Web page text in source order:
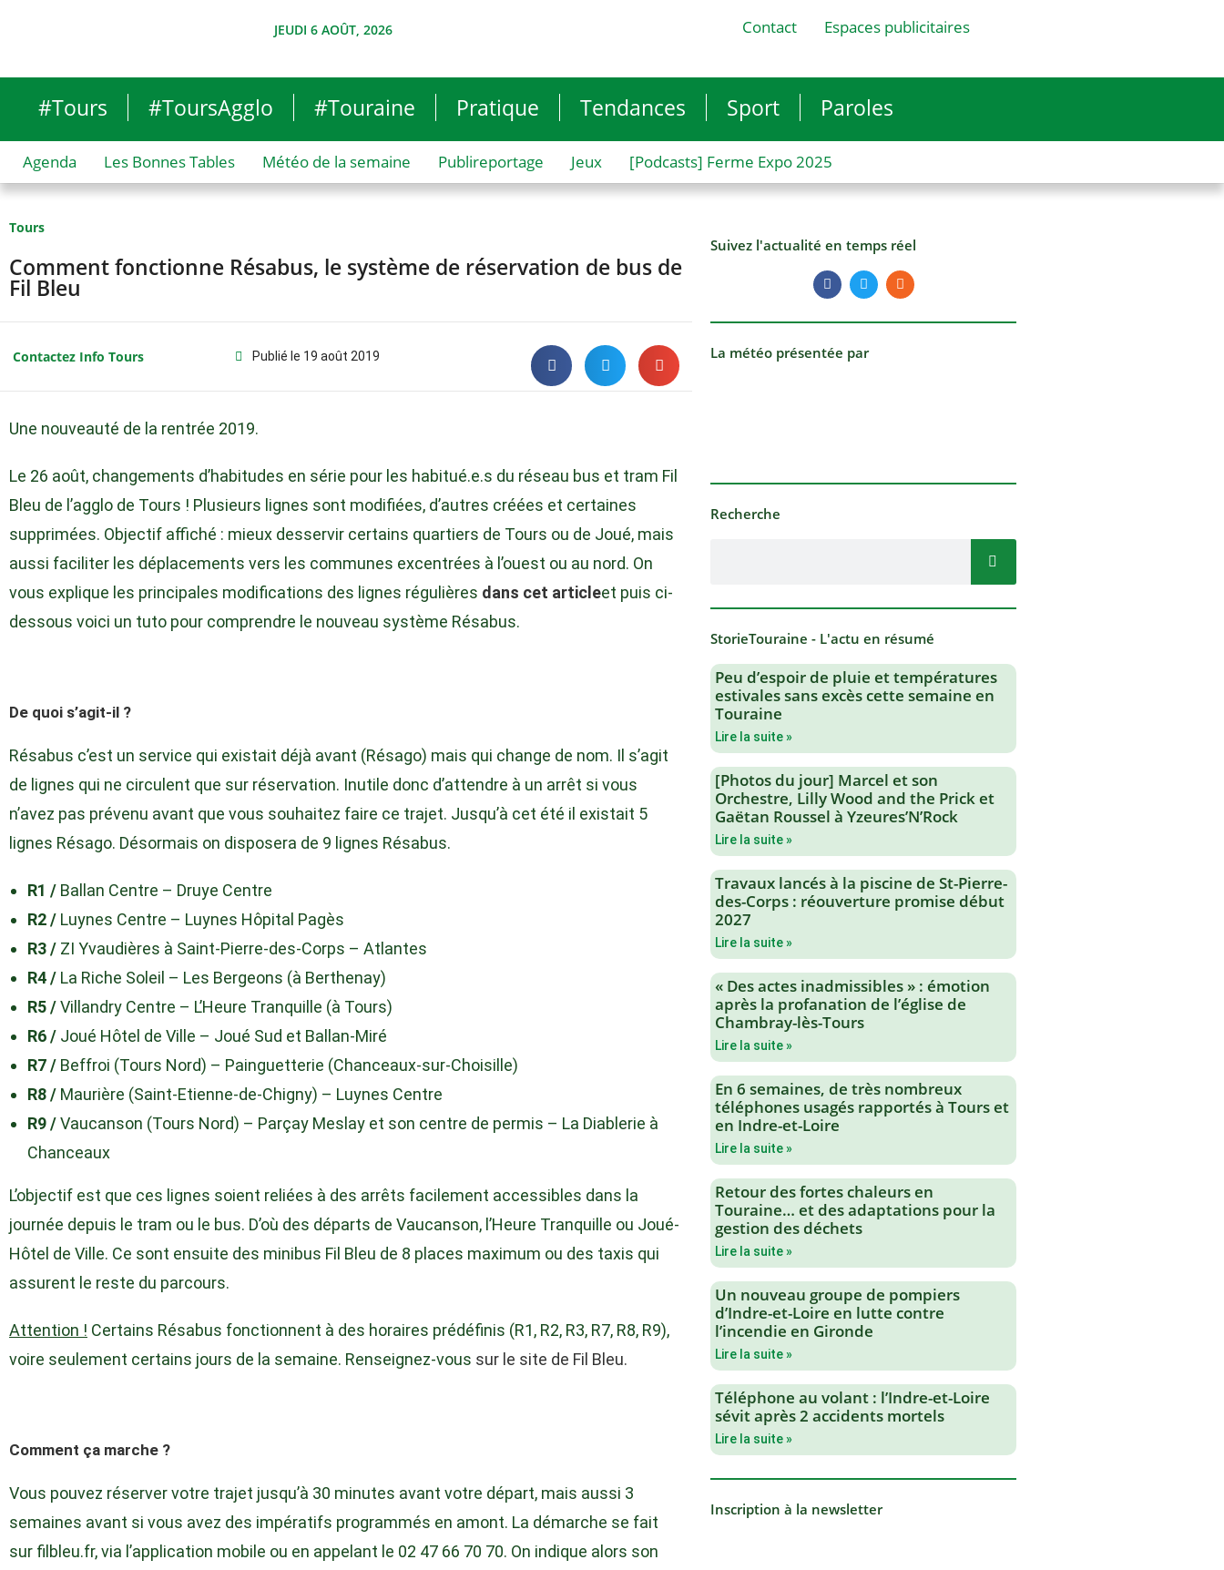
JEUDI 6 AOÛT, 2026 Contact Espaces publicitaires
#Tours #ToursAgglo #Touraine Pratique Tendances Sport Paroles
Agenda Les Bonnes Tables Météo de la semaine Publireportage Jeux [Podcasts] Ferme Expo 2025
Tours
Comment fonctionne Résabus, le système de réservation de bus de
Fil Bleu
Contactez Info Tours Publié le 19 août 2019
Une nouveauté de la rentrée 2019.
Le 26 août, changements d’habitudes en série pour les habitué.e.s du réseau bus et tram Fil
Bleu de l’agglo de Tours ! Plusieurs lignes sont modifiées, d’autres créées et certaines
supprimées. Objectif affiché : mieux desservir certains quartiers de Tours ou de Joué, mais
aussi faciliter les déplacements vers les communes excentrées à l’ouest ou au nord. On
vous explique les principales modifications des lignes régulières dans cet articleet puis ci-
dessous voici un tuto pour comprendre le nouveau système Résabus.
De quoi s’agit-il ?
Résabus c’est un service qui existait déjà avant (Résago) mais qui change de nom. Il s’agit
de lignes qui ne circulent que sur réservation. Inutile donc d’attendre à un arrêt si vous
n’avez pas prévenu avant que vous souhaitez faire ce trajet. Jusqu’à cet été il existait 5
lignes Résago. Désormais on disposera de 9 lignes Résabus.
R1 / Ballan Centre – Druye Centre
R2 / Luynes Centre – Luynes Hôpital Pagès
R3 / ZI Yvaudières à Saint-Pierre-des-Corps – Atlantes
R4 / La Riche Soleil – Les Bergeons (à Berthenay)
R5 /Villandry Centre – L’Heure Tranquille (à Tours)
R6 / Joué Hôtel de Ville – Joué Sud et Ballan-Miré
R7 / Beffroi (Tours Nord) – Painguetterie (Chanceaux-sur-Choisille)
R8 / Maurière (Saint-Etienne-de-Chigny) – Luynes Centre
R9 /Vaucanson (Tours Nord) – Parçay Meslay et son centre de permis – La Diablerie à
Chanceaux
L’objectif est que ces lignes soient reliées à des arrêts facilement accessibles dans la
journée depuis le tram ou le bus. D’où des départs de Vaucanson, l’Heure Tranquille ou Joué-
Hôtel de Ville. Ce sont ensuite des minibus Fil Bleu de 8 places maximum ou des taxis qui
assurent le reste du parcours.
Attention ! Certains Résabus fonctionnent à des horaires prédéfinis (R1, R2, R3, R7, R8, R9),
voire seulement certains jours de la semaine. Renseignez-vous sur le site de Fil Bleu.
Comment ça marche ?
Vous pouvez réserver votre trajet jusqu’à 30 minutes avant votre départ, mais aussi 3
semaines avant si vous avez des impératifs programmés en amont. La démarche se fait
sur filbleu.fr, via l’application mobile ou en appelant le 02 47 66 70 70. On indique alors son
Suivez l'actualité en temps réel
La météo présentée par
Recherche
StorieTouraine - L'actu en résumé
Peu d’espoir de pluie et températures
estivales sans excès cette semaine en
Touraine
Lire la suite »
[Photos du jour] Marcel et son
Orchestre, Lilly Wood and the Prick et
Gaëtan Roussel à Yzeures’N’Rock
Lire la suite »
Travaux lancés à la piscine de St-Pierre-
des-Corps : réouverture promise début
2027
Lire la suite »
« Des actes inadmissibles » : émotion
après la profanation de l’église de
Chambray-lès-Tours
Lire la suite »
En 6 semaines, de très nombreux
téléphones usagés rapportés à Tours et
en Indre-et-Loire
Lire la suite »
Retour des fortes chaleurs en
Touraine… et des adaptations pour la
gestion des déchets
Lire la suite »
Un nouveau groupe de pompiers
d’Indre-et-Loire en lutte contre
l’incendie en Gironde
Lire la suite »
Téléphone au volant : l’Indre-et-Loire
sévit après 2 accidents mortels
Lire la suite »
Inscription à la newsletter